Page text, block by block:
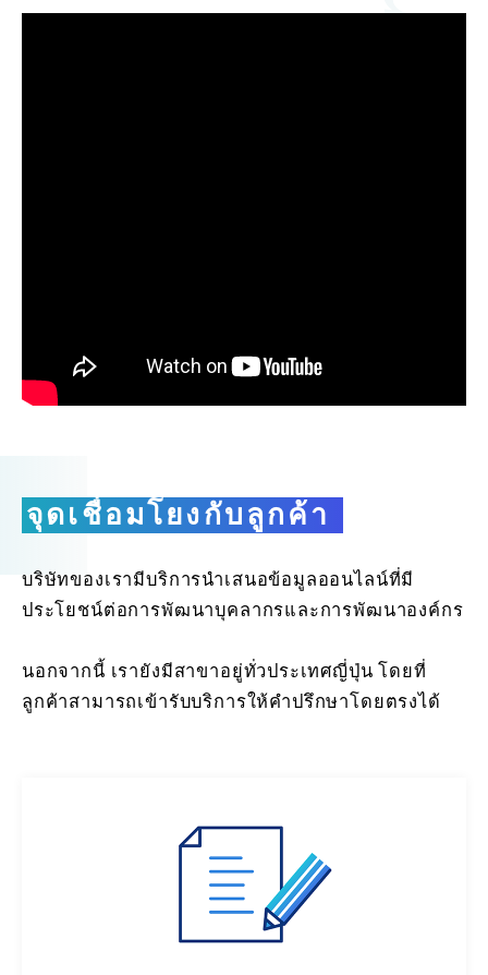
จุดเชื่อมโยงกับลูกค้า
บริษัทของเรามีบริการนำเสนอข้อมูลออนไลน์ที่มี
ประโยชน์ต่อการพัฒนาบุคลากรและการพัฒนาองค์กร
นอกจากนี้ เรายังมีสาขาอยู่ทั่วประเทศญี่ปุ่น โดยที่
ลูกค้าสามารถเข้ารับบริการให้คำปรึกษาโดยตรงได้